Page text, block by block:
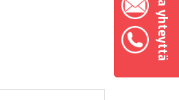
Ota yhteyttä